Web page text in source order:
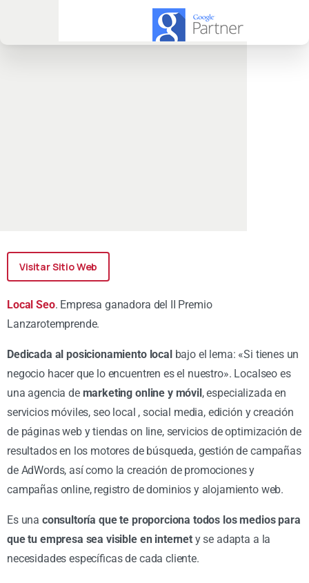
Visitar Sitio Web
Local Seo. Empresa ganadora del II Premio
Lanzarotemprende.
Dedicada al posicionamiento local bajo el lema: «Si tienes un
negocio hacer que lo encuentren es el nuestro». Localseo es
una agencia de marketing online y móvil , especializada en
servicios móviles, seo local , social media, edición y creación
de páginas web y tiendas on line, servicios de optimización de
resultados en los motores de búsqueda, gestión de campañas
de AdWords, así como la creación de promociones y
campañas online, registro de dominios y alojamiento web.
Es una consultoría que te proporciona todos los medios para
que tu empresa sea visible en internety se adapta a la
necesidades específicas de cada cliente.